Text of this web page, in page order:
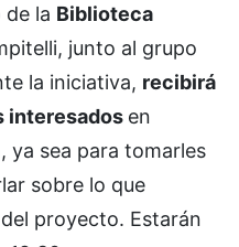
la Biblioteca
junto al grupo
la iniciativa, recibirá
interesados en
ya sea para tomarles
sobre lo que
proyecto. Estarán